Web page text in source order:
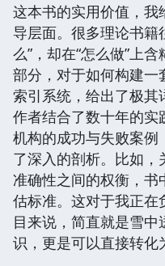
这本书的实用价值，我
导层面。很多理论书籍
么”，却在“怎么做”上
部分，对于如何构建一
索引系统，给出了极其
作者结合了数十年的实
机构的成功与失败案
了深入的剖析。比如
准确性之间的权衡，
估标准。这对于我正在
目来说，简直就是雪
识，更是可以直接转化